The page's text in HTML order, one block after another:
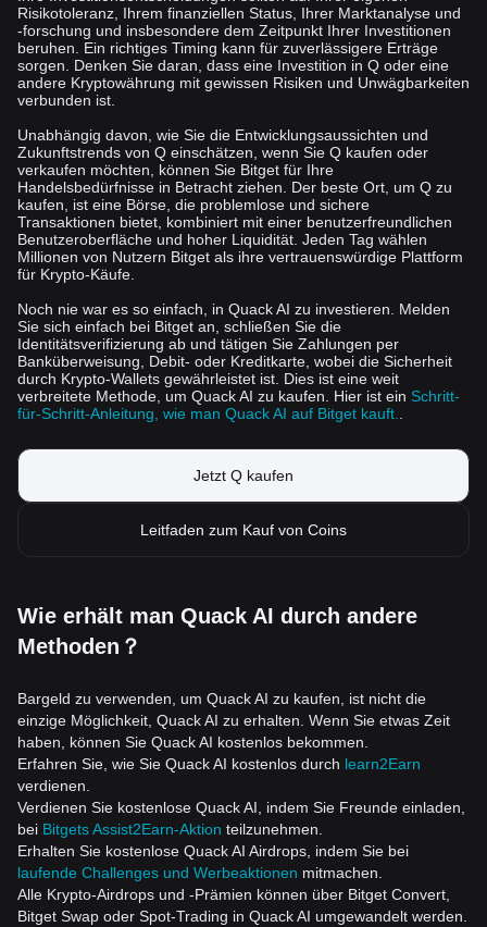
Risikotoleranz, Ihrem finanziellen Status, Ihrer Marktanalyse und
-forschung und insbesondere dem Zeitpunkt Ihrer Investitionen
beruhen. Ein richtiges Timing kann für zuverlässigere Erträge
sorgen. Denken Sie daran, dass eine Investition in Q oder eine
andere Kryptowährung mit gewissen Risiken und Unwägbarkeiten
verbunden ist.
Unabhängig davon, wie Sie die Entwicklungsaussichten und
Zukunftstrends von Q einschätzen, wenn Sie Q kaufen oder
verkaufen möchten, können Sie Bitget für Ihre
Handelsbedürfnisse in Betracht ziehen. Der beste Ort, um Q zu
kaufen, ist eine Börse, die problemlose und sichere
Transaktionen bietet, kombiniert mit einer benutzerfreundlichen
Benutzeroberfläche und hoher Liquidität. Jeden Tag wählen
Millionen von Nutzern Bitget als ihre vertrauenswürdige Plattform
für Krypto-Käufe.
Noch nie war es so einfach, in Quack AI zu investieren. Melden
Sie sich einfach bei Bitget an, schließen Sie die
Identitätsverifizierung ab und tätigen Sie Zahlungen per
Banküberweisung, Debit- oder Kreditkarte, wobei die Sicherheit
durch Krypto-Wallets gewährleistet ist. Dies ist eine weit
verbreitete Methode, um Quack AI zu kaufen. Hier ist ein Schritt-
für-Schritt-Anleitung, wie man Quack AI auf Bitget kauft.
Jetzt Q kaufen
Leitfaden zum Kauf von Coins
Wie erhält man Quack AI durch andere
Methoden？
Bargeld zu verwenden, um Quack AI zu kaufen, ist nicht die
einzige Möglichkeit, Quack AI zu erhalten. Wenn Sie etwas Zeit
haben, können Sie Quack AI kostenlos bekommen.
Erfahren Sie, wie Sie Quack AI kostenlos durch learn2Earn
verdienen.
Verdienen Sie kostenlose Quack AI, indem Sie Freunde einladen,
bei Bitgets Assist2Earn-Aktion teilzunehmen.
Erhalten Sie kostenlose Quack AI Airdrops, indem Sie bei
laufende Challenges und Werbeaktionen mitmachen.
Alle Krypto-Airdrops und -Prämien können über Bitget Convert,
Bitget Swap oder Spot-Trading in Quack AI umgewandelt werden.